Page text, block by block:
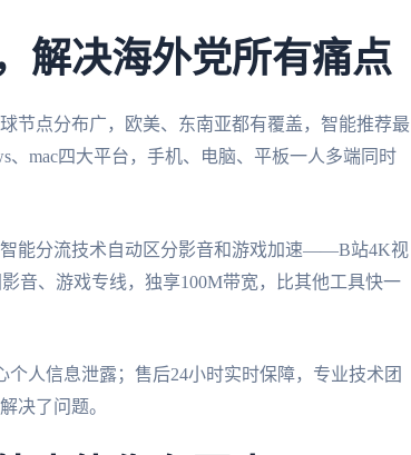
解决海外党所有痛点
节点分布广，欧美、东南亚都有覆盖，智能推荐最
、mac四大平台，手机、电脑、平板一人多端同时
能分流技术自动区分影音和游戏加速——B站4K视
音、游戏专线，独享100M带宽，比其他工具快一
人信息泄露；售后24小时实时保障，专业技术团
决了问题。